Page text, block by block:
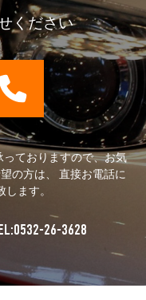
ください
っておりますので、お気
の方は、 直接お電話に
ます。
26-3628